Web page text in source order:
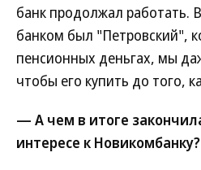
банк продолжал работать.
банком был "Петровский",
пенсионных деньгах, мы
чтобы его купить до того,
— А чем в итоге
интересе к Новикомбанку?